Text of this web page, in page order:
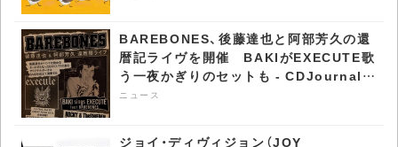
BAREBONES、後藤達也と阿部芳久の還
暦記ライヴを開催 BAKIがEXECUTE歌
う一夜かぎりのセットも - CDJournal
ニュース
ニュース
ジョイ・ディヴィジョン（JOY